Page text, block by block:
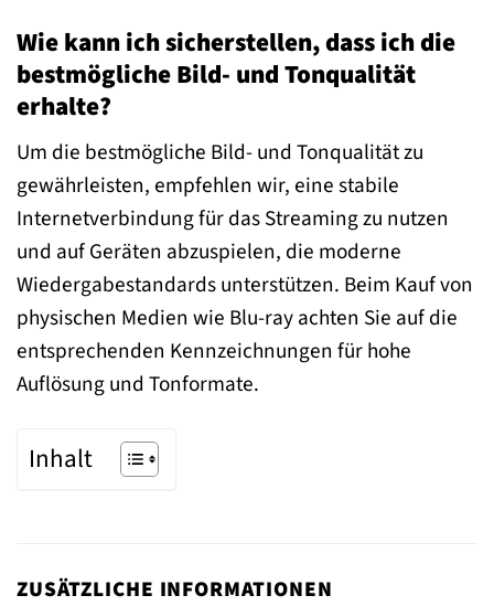
Wie kann ich sicherstellen, dass ich die
bestmögliche Bild- und Tonqualität
erhalte?
Um die bestmögliche Bild- und Tonqualität zu
gewährleisten, empfehlen wir, eine stabile
Internetverbindung für das Streaming zu nutzen
und auf Geräten abzuspielen, die moderne
Wiedergabestandards unterstützen. Beim Kauf von
physischen Medien wie Blu-ray achten Sie auf die
entsprechenden Kennzeichnungen für hohe
Auflösung und Tonformate.
Inhalt
ZUSÄTZLICHE INFORMATIONEN